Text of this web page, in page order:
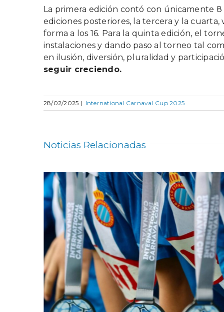
La primera edición contó con únicamente
ediciones posteriores, la tercera y la
forma a los 16. Para la quinta edición, el
instalaciones y dando paso al torneo tal
en ilusión, diversión, pluralidad y
seguir creciendo.
28/02/2025 | International Carnaval Cup 2025
Noticias Relacionadas